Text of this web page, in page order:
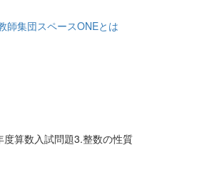
師集団スペースONEとは
算数入試問題3.整数の性質